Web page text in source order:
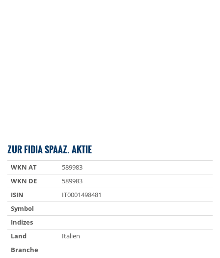
ZUR FIDIA SPAAZ. AKTIE
WKN AT
589983
WKN DE
589983
ISIN
IT0001498481
Symbol
Indizes
Land
Italien
Branche